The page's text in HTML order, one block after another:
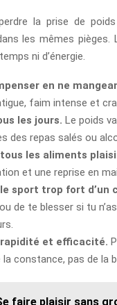
la prise de
les mêmes pièges.
ni d’énergie.
en ne
faim intense et
les jours. Le poids
des repas salés ou
les aliments
et une reprise en
sport trop fort d’un
de te blesser si tu
et efficacité.
la constance, pas de la
faire plaisir sans